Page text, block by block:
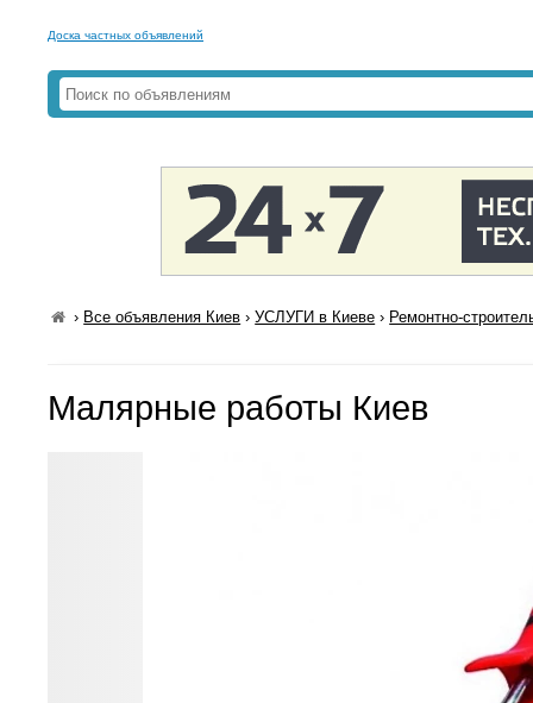
Доска частных объявлений
› Все объявления Киев ›УСЛУГИ в Киеве › Ремонтно-
Малярные работы Киев